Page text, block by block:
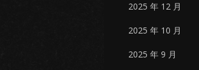
2025 年 12 月
2025 年 10 月
2025 年 9 月